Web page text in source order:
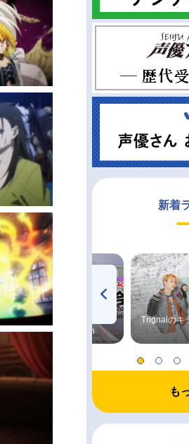
新着
TVアニメ『戦隊大失格』
radio 大直会 2nd season
Trignalのキ
も